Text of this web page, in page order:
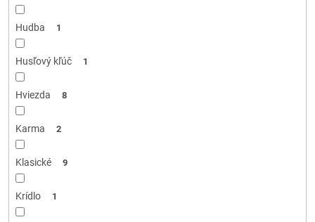
Hudba 1
Husľový kľúč 1
Hviezda 8
Karma 2
Klasické 9
Krídlo 1